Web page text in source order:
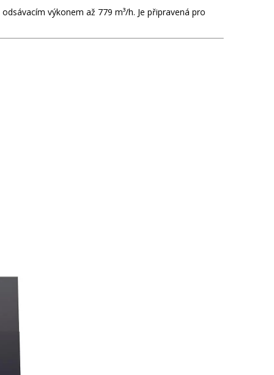
výkonem až 779 m³/h. Je připravená pro